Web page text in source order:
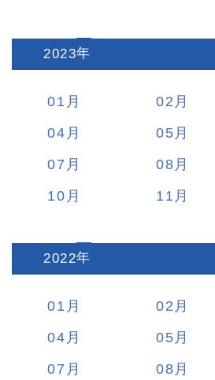
2023:
01 02
04
05
07
08
10
11
2022:
01 02
04
05
07
08